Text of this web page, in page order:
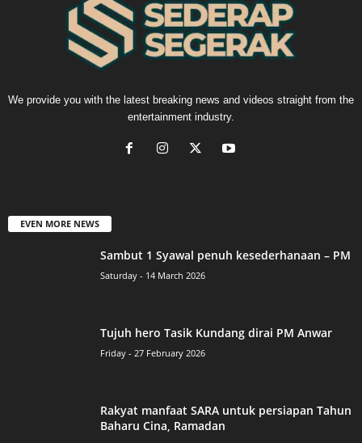
We provide you with the latest breaking news and videos straight from the
entertainment industry.
EVEN MORE NEWS
Sambut 1 Syawal penuh kesederhanaan – PM
Saturday - 14 March 2026
Tujuh hero Tasik Kundang dirai PM Anwar
Friday - 27 February 2026
Rakyat manfaat SARA untuk persiapan Tahun
Baharu Cina, Ramadan